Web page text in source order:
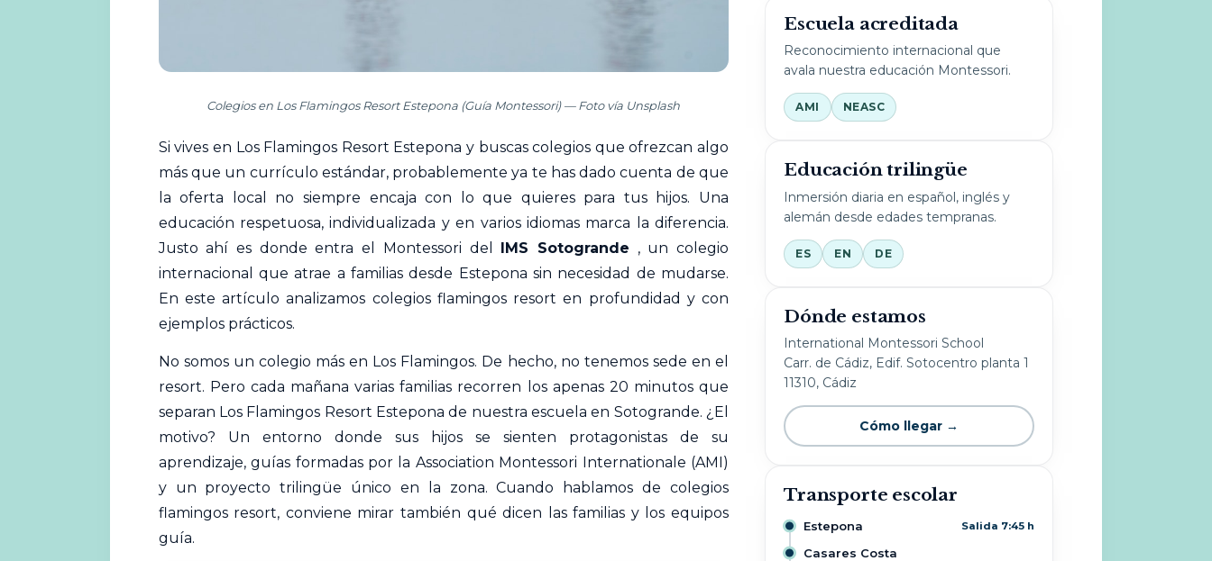
Colegios en Los Flamingos Resort Estepona (Guía Montessori) — Foto vía Unsplash
Si vives en Los Flamingos Resort Estepona y buscascolegios que ofrezcan algo
más que un currículo estándar, probablemente ya te has dado cuenta de que
la oferta local no siempre encaja con lo que quieres para tus hijos. Una
educación respetuosa, individualizada y en varios idiomas marca la diferencia.
Justo ahí es donde entra el Montessori del IMS Sotogrande , un colegio
internacional que atrae a familias desde Estepona sin necesidad de mudarse.
En este artículo analizamos colegiosflamingos resort en profundidad y con
ejemplos prácticos.
No somos un colegio más en Los Flamingos. De hecho, no tenemos sede en el
resort. Pero cada mañana varias familias recorren los apenas 20 minutos que
separan Los Flamingos Resort Estepona de nuestra escuela en Sotogrande. ¿El
motivo? Un entorno donde sus hijos se sienten protagonistas de su
aprendizaje, guías formadas por la Association Montessori Internationale (AMI)
y un proyecto trilingüe único en la zona. Cuando hablamos de colegios
flamingos resort, conviene mirar también qué dicen las familias y los equipos
guía.
Escuela acreditada
Reconocimiento internacional que
avala nuestra educación Montessori.
AMI NEASC
Educación trilingüe
Inmersión diaria en español, inglés y
alemán desde edades tempranas.
ES EN DE
Dónde estamos
International Montessori School
Carr. de Cádiz, Edif. Sotocentro planta 1
11310, Cádiz
Cómo llegar →
Transporte escolar
Estepona Salida 7:45 h
Casares Costa